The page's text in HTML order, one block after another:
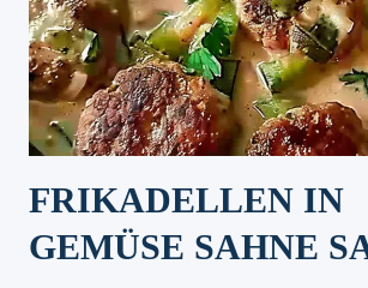
FRIKADELLEN IN
GEMÜSE SAHNE